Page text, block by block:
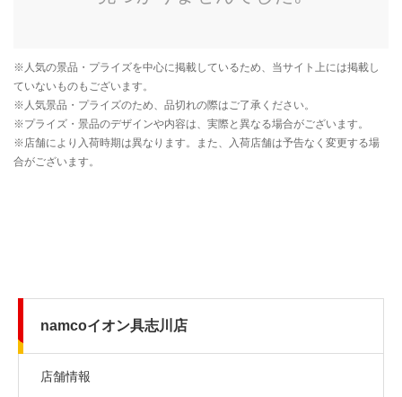
namcoイオン具志川店
店舗情報